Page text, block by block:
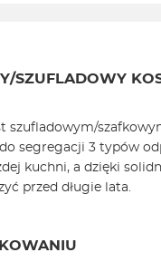
SZUFLADOWY
szufladowym/
segregacji 3 typów
kuchni, a dzięki
przed długie lata.